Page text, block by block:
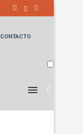
CONTACTO